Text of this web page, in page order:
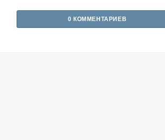
0 КОММЕНТАРИЕВ